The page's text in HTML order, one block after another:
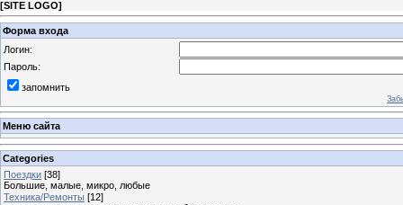
[SITE LOGO]
Форма входа
Логин:
Пароль:
запомнить
Меню сайта
Categories
Поездки [38]
Большие, малые, микро, любые
Техника/Ремонты [12]